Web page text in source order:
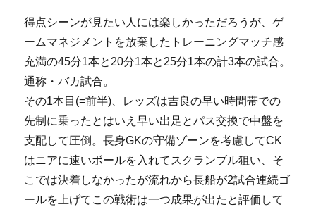
得点シーンが見たい人には楽しかっただろうが、ゲ
ームマネジメントを放棄したトレーニングマッチ感
充満の45分1本と20分1本と25分1本の計3本の試合。
通称・バカ試合。
その1本目(=前半)、レッズは吉良の早い時間帯での
先制に乗ったとはいえ早い出足とパス交換で中盤を
支配して圧倒。長身GKの守備ゾーンを考慮してCK
はニアに速いボールを入れてスクランブル狙い、そ
こでは決着しなかったが流れから長船が2試合連続ゴ
ールを上げてこの戦術は一つ成果が出たと評価して